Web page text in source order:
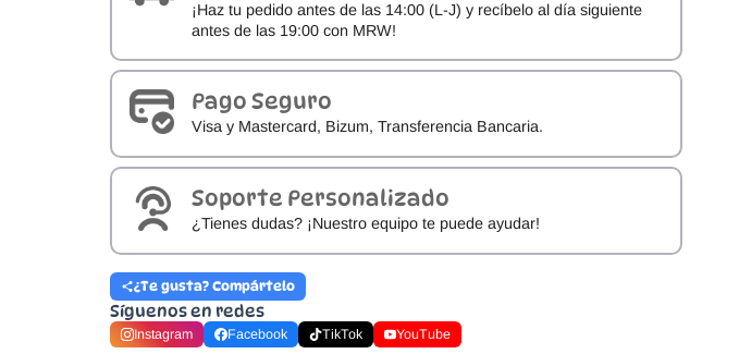
¡Haz tu pedido antes de las 14:00 (L-J) y recíbelo al día siguiente
antes de las 19:00 con MRW!
Pago Seguro
Visa y Mastercard, Bizum, Transferencia Bancaria.
Soporte Personalizado
¿Tienes dudas? ¡Nuestro equipo te puede ayudar!
¿Te gusta? Compártelo
Síguenos en redes
Instagram Facebook TikTok YouTube